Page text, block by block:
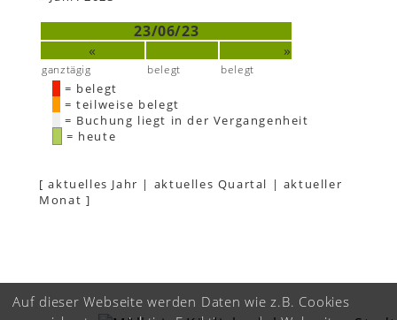
23/06/23
«
»
ganztägig belegt belegt
= belegt
= teilweise belegt
= Buchung liegt in der Vergangenheit
= heute
[aktuelles Jahr | aktuelles Quartal | aktueller
Monat ]
Auf dieser Webseite werden Daten wie z.B. Cookies